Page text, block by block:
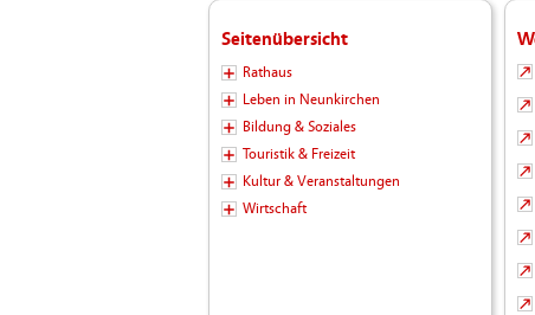
Seitenübersicht
Rathaus
Leben in Neunkirchen
Bildung & Soziales
Touristik & Freizeit
Kultur & Veranstaltungen
Wirtschaft